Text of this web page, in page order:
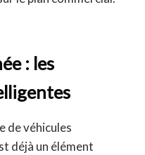
: les
de véhicules
déjà un élément